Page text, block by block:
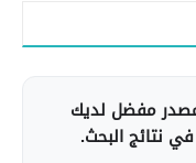
مفضل لديك
نتائج البحث.